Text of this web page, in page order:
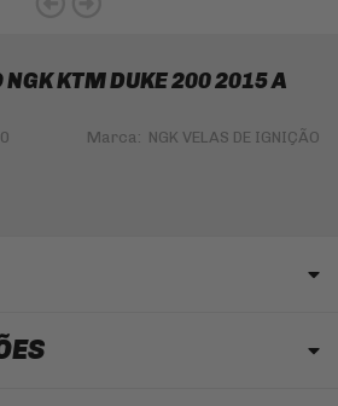
KTM DUKE 200 2015 A
Marca: NGK VELAS DE IGNIÇÃO